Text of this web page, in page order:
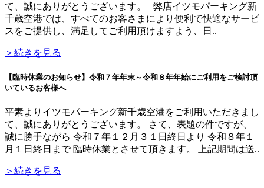
て、誠にありがとうございます。 弊店イツモパーキング新
千歳空港では、すべてのお客さまにより便利で快適なサービ
スをご提供し、満足してご利用頂けますよう、日..
＞続きを見る
【臨時休業のお知らせ】令和７年年末～令和８年年始にご利用をご検討頂
いているお客様へ
平素よりイツモパーキング新千歳空港をご利用いただきまし
て、誠にありがとうございます。 さて、表題の件ですが、
誠に勝手ながら 令和７年１２月３１日終日より 令和８年１
月１日終日まで 臨時休業とさせて頂きます。 上記期間は送..
＞続きを見る